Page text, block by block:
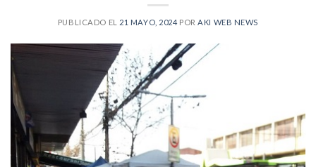
PUBLICADO EL 21 MAYO, 2024 POR AKI WEB NEWS